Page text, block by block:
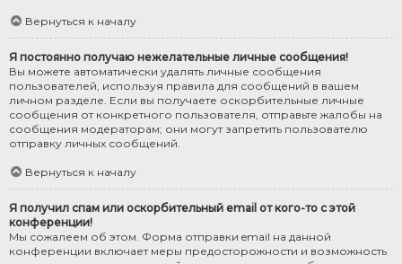
Вернуться к началу
Я постоянно получаю нежелательные личные сообщения!
Вы можете автоматически удалять личные сообщения
пользователей, используя правила для сообщений в вашем
личном разделе. Если вы получаете оскорбительные личные
сообщения от конкретного пользователя, отправьте жалобы на
сообщения модераторам; они могут запретить пользователю
отправку личных сообщений.
Вернуться к началу
Я получил спам или оскорбительный email от кого-то с этой
конференции!
Мы сожалеем об этом. Форма отправки email на данной
конференции включает меры предосторожности и возможность